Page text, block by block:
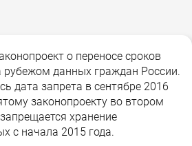
о переносе сроков
рубежом данных граждан России.
дата запрета в сентябре 2016
законопроекту во втором
хранение
с начала 2015 года.